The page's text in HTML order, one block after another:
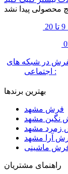
در شبکه های
اجتماعی :
بهترین برندها
فرش مشهد
نگین مشهد
زمرد مشهد
آرا مشهد
ماشینی
راهنمای مشتریان